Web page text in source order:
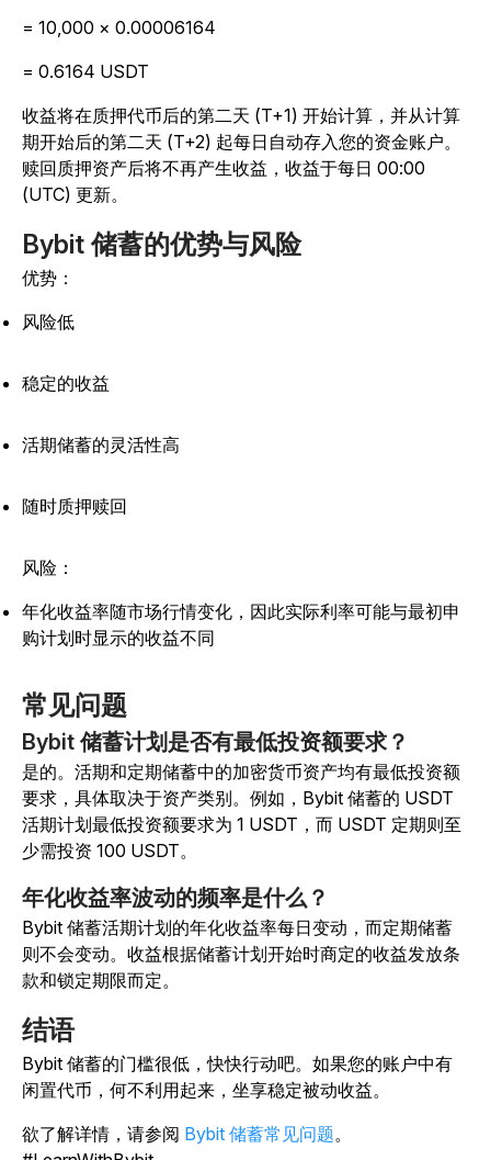
= 10,000 × 0.00006164
= 0.6164 USDT
收益将在质押代币后的第二天 (T+1) 开始计算，并从计算
期开始后的第二天 (T+2) 起每日自动存入您的资金账户。
赎回质押资产后将不再产生收益，收益于每日 00:00
(UTC) 更新。
Bybit 储蓄的优势与风险
优势：
风险低
稳定的收益
活期储蓄的灵活性高
随时质押赎回
风险：
年化收益率随市场行情变化，因此实际利率可能与最初申
购计划时显示的收益不同
常见问题
Bybit 储蓄计划是否有最低投资额要求？
是的。活期和定期储蓄中的加密货币资产均有最低投资额
要求，具体取决于资产类别。例如，Bybit 储蓄的 USDT
活期计划最低投资额要求为 1 USDT，而 USDT 定期则至
少需投资 100 USDT。
年化收益率波动的频率是什么？
Bybit 储蓄活期计划的年化收益率每日变动，而定期储蓄
则不会变动。收益根据储蓄计划开始时商定的收益发放条
款和锁定期限而定。
结语
Bybit 储蓄的门槛很低，快快行动吧。如果您的账户中有
闲置代币，何不利用起来，坐享稳定被动收益。
欲了解详情，请参阅 Bybit 储蓄常见问题。